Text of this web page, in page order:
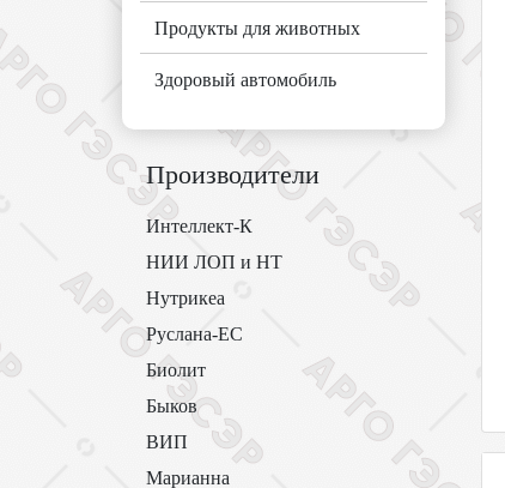
Продукты для животных
Здоровый автомобиль
Производители
Интеллект-К
НИИ ЛОП и НТ
Нутрикеа
Руслана-ЕС
Биолит
Быков
ВИП
Марианна